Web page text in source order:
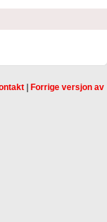
Forrige versjon av